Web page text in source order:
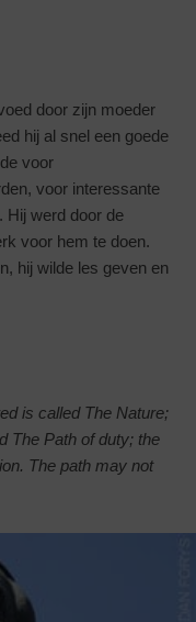
door zijn moeder
hij al snel een goede
voor
voor interessante
Hij werd door de
voor hem te doen.
hij wilde les geven en
is called The Nature;
The Path of duty; the
The path may not